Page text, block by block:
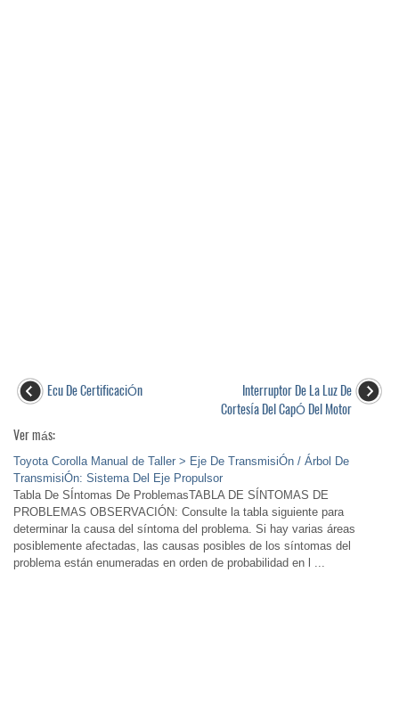
Ecu De CertificaciÓn
Interruptor De La Luz De
CortesÍa Del CapÓ Del Motor
Ver más:
Toyota Corolla Manual de Taller > Eje De TransmisiÓn / Árbol De
TransmisiÓn: Sistema Del Eje Propulsor
Tabla De SÍntomas De ProblemasTABLA DE SÍNTOMAS DE
PROBLEMAS OBSERVACIÓN: Consulte la tabla siguiente para
determinar la causa del síntoma del problema. Si hay varias áreas
posiblemente afectadas, las causas posibles de los síntomas del
problema están enumeradas en orden de probabilidad en l ...